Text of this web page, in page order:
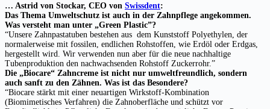
… Astrid von Stockar, CEO von Swissdent:
Das Thema Umweltschutz ist auch in der Zahnpflege angekommen.
Was versteht man unter „Green Plastic”?
“Unsere Zahnpastatuben bestehen aus dem Kunststoff Polyethylen, der
normalerweise mit fossilen, endlichen Rohstoffen, wie Erdöl oder Erdgas,
hergestellt wird. Wir verwenden nun aber für die neue nachhaltige
Tubenproduktion den nachwachsenden Rohstoff Zuckerrohr.”
Die „Biocare“ Zahncreme ist nicht nur umweltfreundlich, sondern
auch sanft zu den Zähnen. Was ist das Besondere?
“Biocare stärkt mit einer neuartigen Wirkstoff-Kombination
(Biomimetisches Verfahren) die Zahnoberfläche und schützt vor